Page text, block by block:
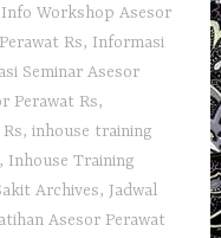
Info Workshop Asesor
Rs, Informasi
Seminar Asesor
Perawat Rs,
,inhouse training
, Inhouse Training
Archives, Jadwal
Asesor Perawat